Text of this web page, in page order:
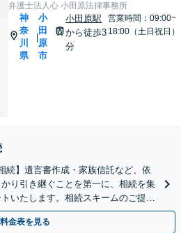
弁護士法人心 小田原法律事務所
神
奈
川
県
|
小
田
原
市
小田原駅
から徒歩3
分
営業時間：09:00~
18:00（土日祝日）
続】遺言書作成・家族信託など、依
り引き継ぐことを第一に、相続を集
いたします。相続スキームのご提案
応させていただきます。
料金表を見る